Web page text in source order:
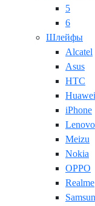
5
6
Шлейфы
Alcatel
Asus
HTC
Huawei
iPhone
Lenovo
Meizu
Nokia
OPPO
Realme